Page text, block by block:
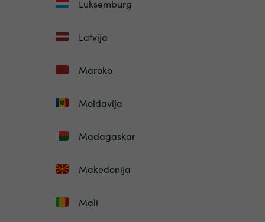
Luksemburg
Latvija
Maroko
Moldavija
Madagaskar
Makedonija
Mali